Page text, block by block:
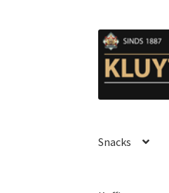
Ga
door
naar
Ga
naar
de
Snacks